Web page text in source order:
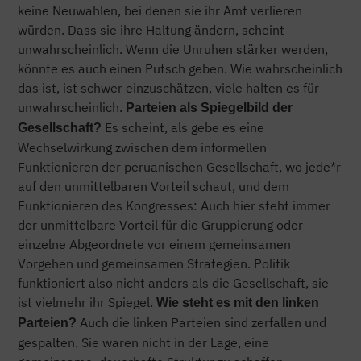
keine Neuwahlen, bei denen sie ihr Amt verlieren
würden. Dass sie ihre Haltung ändern, scheint
unwahrscheinlich. Wenn die Unruhen stärker werden,
könnte es auch einen Putsch geben. Wie wahrscheinlich
das ist, ist schwer einzuschätzen, viele halten es für
unwahrscheinlich. Parteien als Spiegelbild der
Gesellschaft? Es scheint, als gebe es eine
Wechselwirkung zwischen dem informellen
Funktionieren der peruanischen Gesellschaft, wo jede*r
auf den unmittelbaren Vorteil schaut, und dem
Funktionieren des Kongresses: Auch hier steht immer
der unmittelbare Vorteil für die Gruppierung oder
einzelne Abgeordnete vor einem gemeinsamen
Vorgehen und gemeinsamen Strategien. Politik
funktioniert also nicht anders als die Gesellschaft, sie
ist vielmehr ihr Spiegel.Wie steht es mit den linken
Parteien? Auch die linken Parteien sind zerfallen und
gespalten. Sie waren nicht in der Lage, eine